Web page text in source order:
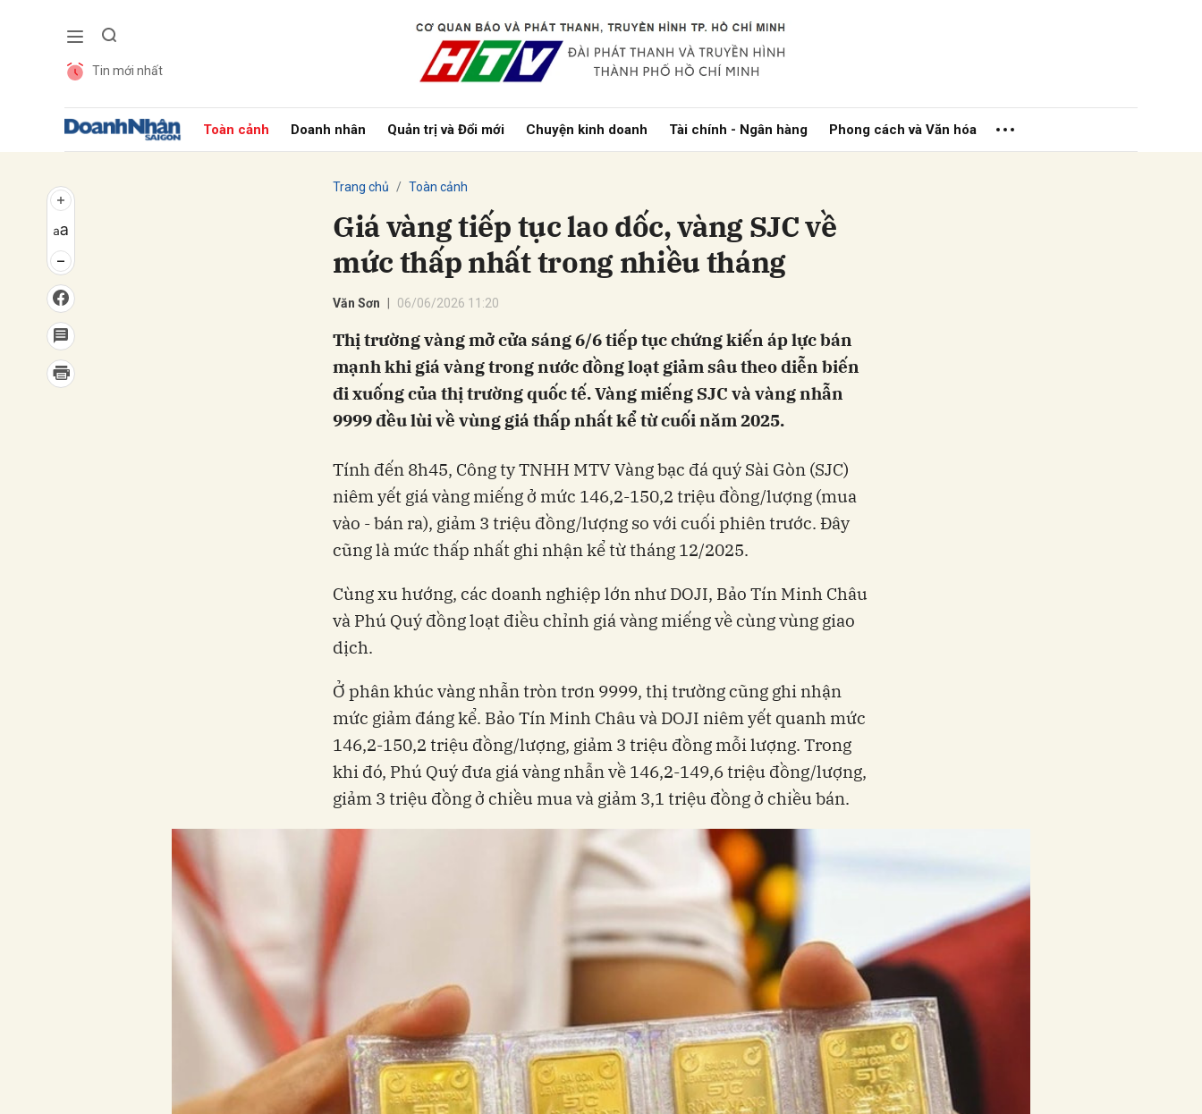
Tin mới nhất
Toàn cảnh Doanh nhân Quản trị và Đổi mới Chuyện kinh doanh Tài chính - Ngân hàng Phong cách và Văn hóa
Trang chủ Toàn cảnh
Giá vàng tiếp tục lao dốc, vàng SJC về
mức thấp nhất trong nhiều tháng
Văn Sơn 06/06/2026 11:20
Thị trường vàng mở cửa sáng 6/6 tiếp tục chứng kiến áp lực bán
mạnh khi giá vàng trong nước đồng loạt giảm sâu theo diễn biến
đi xuống của thị trường quốc tế. Vàng miếng SJC và vàng nhẫn
9999 đều lùi về vùng giá thấp nhất kể từ cuối năm 2025.
Tính đến 8h45, Công ty TNHH MTV Vàng bạc đá quý Sài Gòn (SJC)
niêm yết giá vàng miếng ở mức 146,2-150,2 triệu đồng/lượng (mua
vào - bán ra), giảm 3 triệu đồng/lượng so với cuối phiên trước. Đây
cũng là mức thấp nhất ghi nhận kể từ tháng 12/2025.
Cùng xu hướng, các doanh nghiệp lớn như DOJI, Bảo Tín Minh Châu
và Phú Quý đồng loạt điều chỉnh giá vàng miếng về cùng vùng giao
dịch.
Ở phân khúc vàng nhẫn tròn trơn 9999, thị trường cũng ghi nhận
mức giảm đáng kể. Bảo Tín Minh Châu và DOJI niêm yết quanh mức
146,2-150,2 triệu đồng/lượng, giảm 3 triệu đồng mỗi lượng. Trong
khi đó, Phú Quý đưa giá vàng nhẫn về 146,2-149,6 triệu đồng/lượng,
giảm 3 triệu đồng ở chiều mua và giảm 3,1 triệu đồng ở chiều bán.